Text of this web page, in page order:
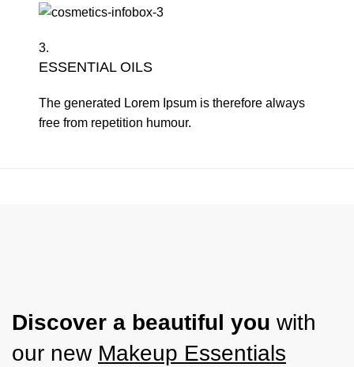
3.
ESSENTIAL OILS
The generated Lorem Ipsum is therefore always
free from repetition humour.
Discover a beautiful you with
our new Makeup Essentials